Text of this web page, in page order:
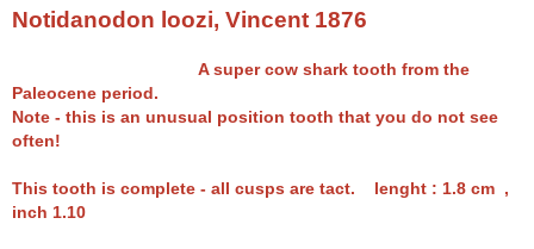
Notidanodon loozi, Vincent 1876
A super cow shark tooth from the
Paleocene period.
Note - this is an unusual position tooth that you do not see
often!
This tooth is complete - all cusps are tact.
lenght : 1.8 cm ,
inch 1.10